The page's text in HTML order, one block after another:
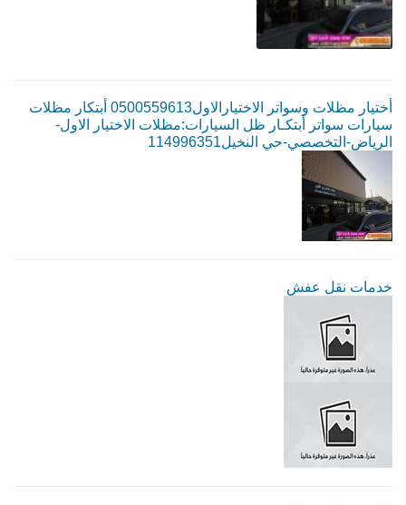
أختيار مظلات وسواتر الاختيارالاول0500559613 أبتكار مظلات
سيارات سواتر أبتكـار ظل السيارات:مظلات الاختيار الاول-
الرياض-التخصصي-حي النخيل114996351
خدمات نقل عفش